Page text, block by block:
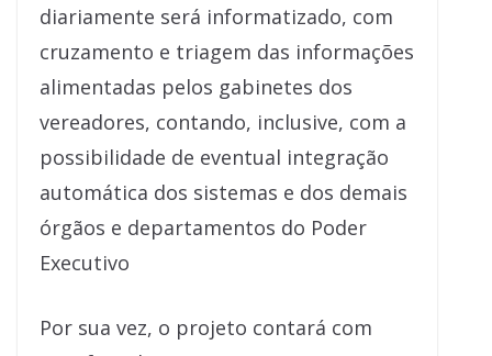
diariamente será informatizado, com
cruzamento e triagem das informações
alimentadas pelos gabinetes dos
vereadores, contando, inclusive, com a
possibilidade de eventual integração
automática dos sistemas e dos demais
órgãos e departamentos do Poder
Executivo
Por sua vez, o projeto contará com